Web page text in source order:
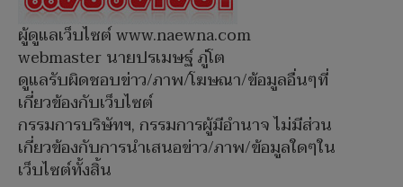
ผู้ดูแลเว็บไซต์ www.naewna.com
webmaster นายปรเมษฐ์ ภู่โต
ดูแลรับผิดชอบข่าว/ภาพ/โฆษณา/ข้อมูลอื่นๆที่
เกี่ยวข้องกับเว็บไซต์
กรรมการบริษัทฯ, กรรมการผู้มีอำนาจ ไม่มีส่วน
เกี่ยวข้องกับการนำเสนอข่าว/ภาพ/ข้อมูลใดๆใน
เว็บไซต์ทั้งสิ้น